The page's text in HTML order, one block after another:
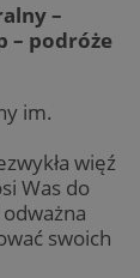
–
– podróże
im.
więź
Was do
swoich